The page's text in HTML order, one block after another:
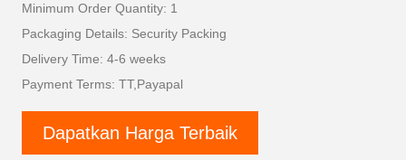
Minimum Order Quantity: 1
Packaging Details: Security Packing
Delivery Time: 4-6 weeks
Payment Terms: TT,Payapal
Dapatkan Harga Terbaik